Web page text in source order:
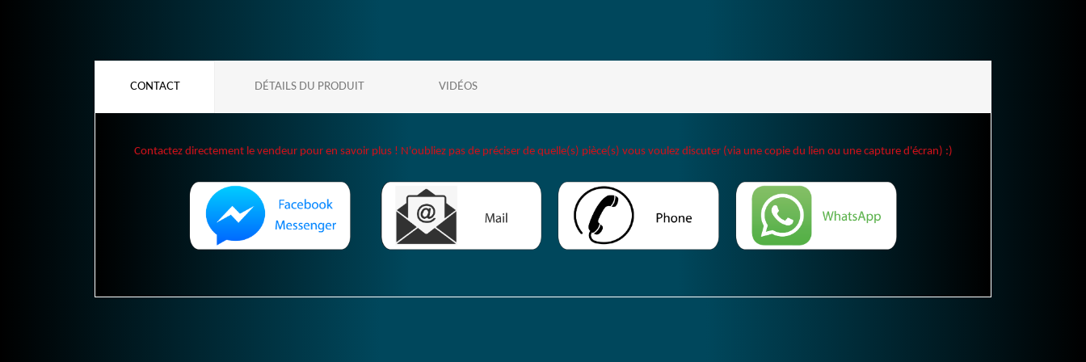
CONTACT DÉTAILS DU PRODUIT VIDÉOS
Contactez directement le vendeur pour en savoir plus ! N'oubliez pas de préciser de quelle(s) pièce(s) vous voulez discuter (via une copie du lien ou une capture d'écran) :)